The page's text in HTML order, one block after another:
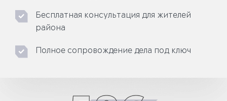
Бесплатная консультация для жителей
района
Полное сопровождение дела под ключ